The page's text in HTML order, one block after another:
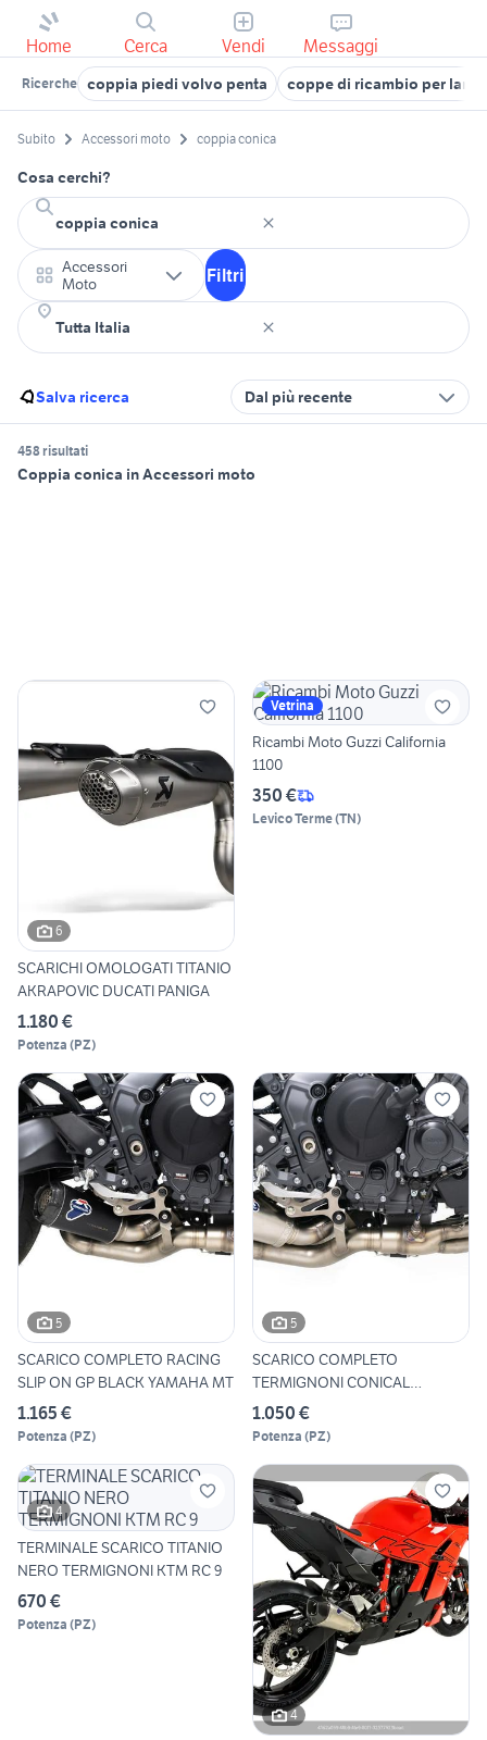
Home Cerca Vendi Messaggi
Ricerche coppia piedi volvo penta coppe di ricambio per
Subito Accessori moto coppia conica
Cosa cerchi?
Accessori
Moto
Filtri
Salva ricerca Dal più recente
458 risultati
Coppia conica in Accessori moto
6
SCARICHI OMOLOGATI TITANIO
AKRAPOVIC DUCATI PANIGA
1.180 €
Potenza (PZ)
Vetrina
Ricambi Moto Guzzi California
1100
350 €
Levico Terme(TN)
5
SCARICO COMPLETO RACING
SLIP ON GP BLACK YAMAHA MT
1.165 €
Potenza (PZ)
5
SCARICO COMPLETO
TERMIGNONI CONICAL
YAMAHA MT-09 /
1.050 €
Potenza (PZ)
4
TERMINALE SCARICO TITANIO
NERO TERMIGNONI KTM RC 9
670 €
Potenza (PZ)
4